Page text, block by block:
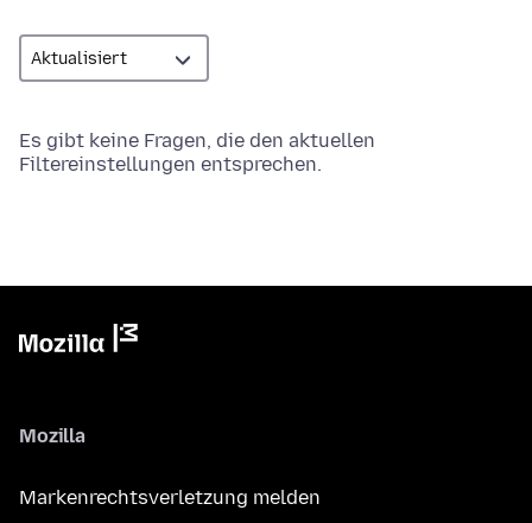
Es gibt keine Fragen, die den aktuellen
Filtereinstellungen entsprechen.
Mozilla
Markenrechtsverletzung melden